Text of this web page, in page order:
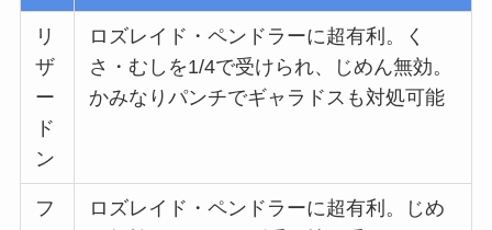
リ
ザ
ー
ド
ン
ロズレイド・ペンドラーに超有利。く
さ・むしを1/4で受けられ、じめん無効。
かみなりパンチでギャラドスも対処可能
フ
ロズレイド・ペンドラーに超有利。じめ